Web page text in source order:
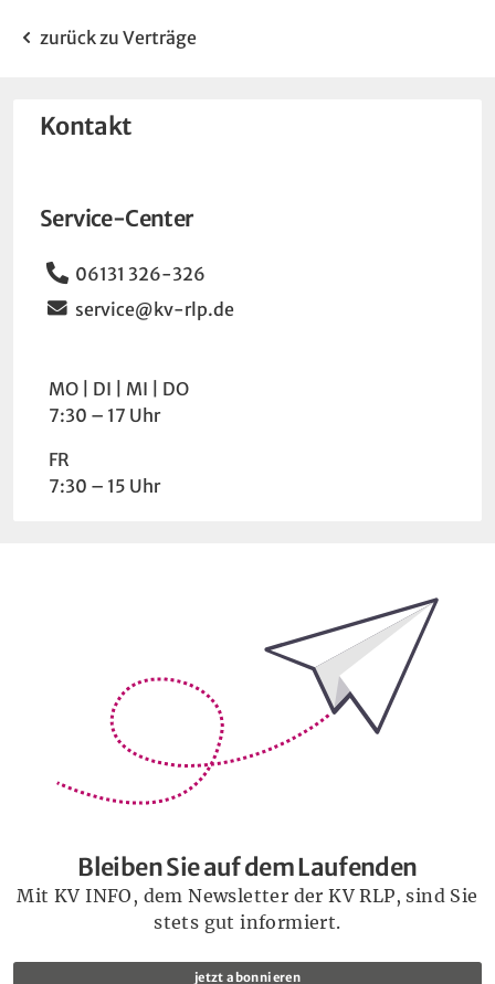
zurück zu Verträge
Kontakt
Service-Center
Telefon
06131 326-326
Email
service@kv-rlp.de
Wochentag Uhrzeit
MO DI MI
DO
7:30 – 17 Uhr
FR
7:30 – 15 Uhr
Bleiben Sie auf dem Laufenden
Mit KV INFO, dem Newsletter der KV RLP, sind Sie
stets gut informiert.
jetzt abonnieren